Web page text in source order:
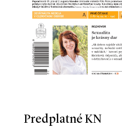
Predplatné KN